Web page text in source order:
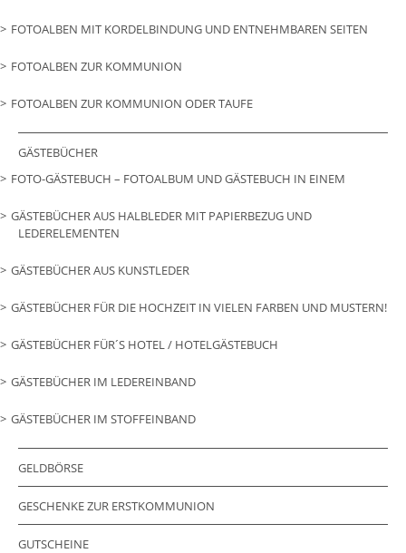
FOTOALBEN MIT KORDELBINDUNG UND ENTNEHMBAREN SEITEN
FOTOALBEN ZUR KOMMUNION
FOTOALBEN ZUR KOMMUNION ODER TAUFE
GÄSTEBÜCHER
FOTO-GÄSTEBUCH – FOTOALBUM UND GÄSTEBUCH IN EINEM
GÄSTEBÜCHER AUS HALBLEDER MIT PAPIERBEZUG UND
LEDERELEMENTEN
GÄSTEBÜCHER AUS KUNSTLEDER
GÄSTEBÜCHER FÜR DIE HOCHZEIT IN VIELEN FARBEN UND MUSTERN!
GÄSTEBÜCHER FÜR´S HOTEL / HOTELGÄSTEBUCH
GÄSTEBÜCHER IM LEDEREINBAND
GÄSTEBÜCHER IM STOFFEINBAND
GELDBÖRSE
GESCHENKE ZUR ERSTKOMMUNION
GUTSCHEINE